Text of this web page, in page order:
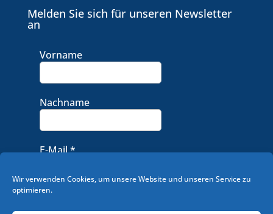
Wir verwenden Cookies, um unsere Website und unseren Service zu
optimieren.
Melden Sie sich für unseren Newsletter
an
Vorname
Nachname
E-Mail*